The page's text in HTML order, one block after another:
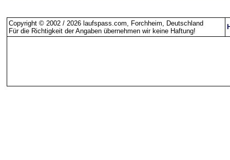
Copyright © 2002 / 2026 laufspass.com, Forchheim, Deutschland
Für die Richtigkeit der Angaben übernehmen wir keine Haftung!